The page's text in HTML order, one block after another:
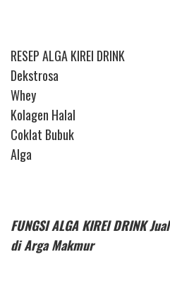
RESEP ALGA KIREI DRINK
Dekstrosa
Whey
Kolagen Halal
Coklat Bubuk
Alga
FUNGSI ALGA KIREI DRINK
di Arga Makmur